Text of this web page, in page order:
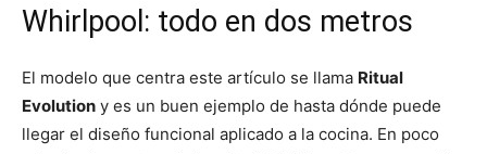
Whirlpool: todo en dos metros
El modelo que centra este artículo se llama Ritual
Evolution y es un buen ejemplo de hasta dónde puede
llegar el diseño funcional aplicado a la cocina. En poco